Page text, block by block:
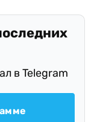
в Telegram